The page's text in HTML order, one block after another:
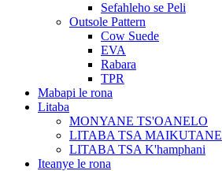
Sefahleho se Peli
Outsole Pattern
Cow Suede
EVA
Rabara
TPR
Mabapi le rona
Litaba
MONYANE TS'OANELO
LITABA TSA MAIKUTANE
LITABA TSA K'hamphani
Iteanye le rona